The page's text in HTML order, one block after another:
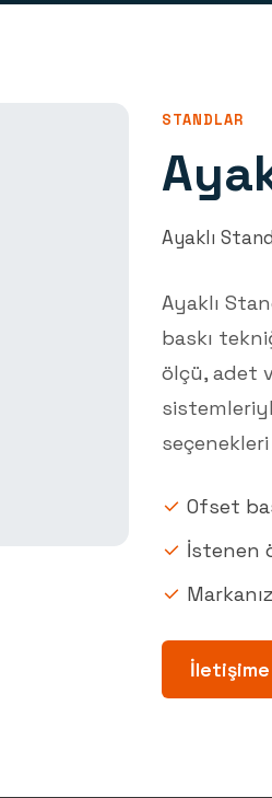
STANDLAR
Ayaklı
Ayaklı
baskı
ölçü, adet
Ofset
İstenen